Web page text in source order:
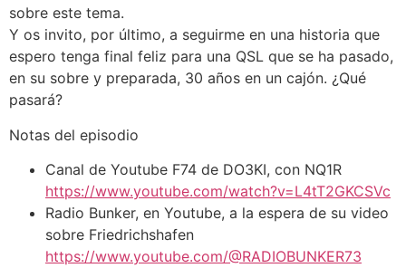
sobre este tema.
Y os invito, por último, a seguirme en una historia que
espero tenga final feliz para una QSL que se ha pasado,
en su sobre y preparada, 30 años en un cajón. ¿Qué
pasará?
Notas del episodio
Canal de Youtube F74 de DO3KI, con NQ1R
https://www.youtube.com/watch?v=L4tT2GKCSVc
Radio Bunker, en Youtube, a la espera de su video
sobre Friedrichshafen
https://www.youtube.com/@RADIOBUNKER73